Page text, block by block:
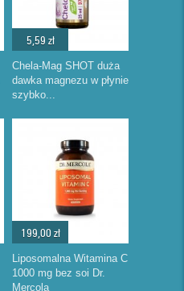
5,59 zł
Chela-Mag SHOT duża
dawka magnezu w płynie
szybko...
199,00 zł
Liposomalna Witamina C
1000 mg bez soi Dr.
Mercola